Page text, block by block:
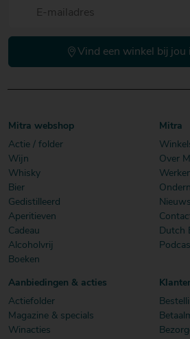
Vind een winkel bij jou
Mitra webshop
Actie / folder
Wijn
Whisky
Bier
Gedistilleerd
Aperitieven
Cadeau
Alcoholvrij
Boeken
Mitra
Over
Nieuws
Dutch
Aanbiedingen & acties
Actiefolder
Magazine & specials
Winacties